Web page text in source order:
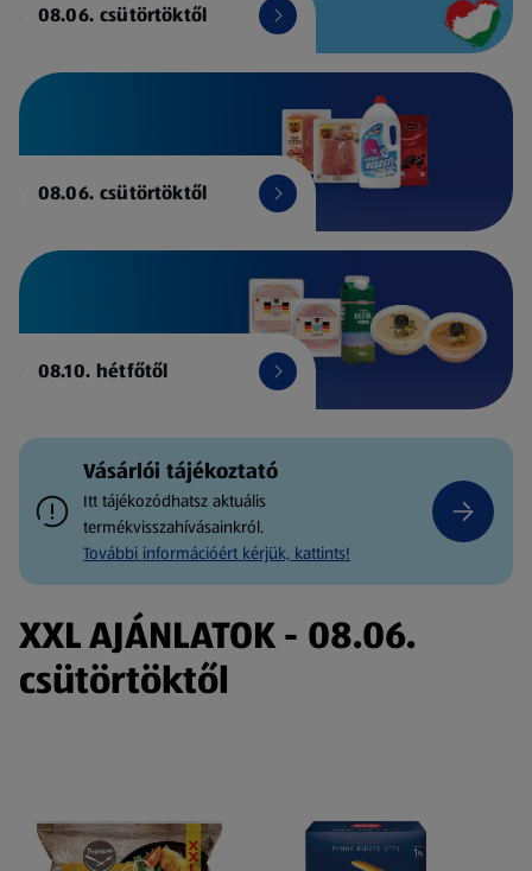
08.06. csütörtöktől
08.06. csütörtöktől
08.10. hétfőtől
Vásárlói tájékoztató
Itt tájékozódhatsz aktuális
termékvisszahívásainkról.
További információért kérjük, kattints!
XXL AJÁNLATOK - 08.06.
csütörtöktől